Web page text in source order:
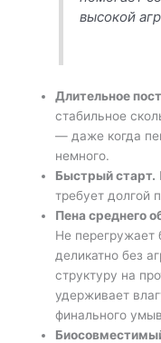
высокой
Длительное
стабильное
— даже когда
немного.
Быстрый старт.
требует долгой
Пена среднего
Не перегружает
деликатно без
структуру на
удерживает
финального